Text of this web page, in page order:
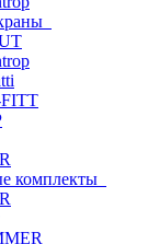
комплекты